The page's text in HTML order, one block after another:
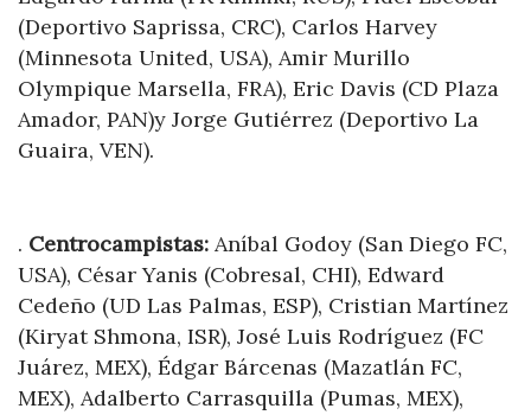
(Deportivo Saprissa, CRC), Carlos Harvey
(Minnesota United, USA), Amir Murillo
Olympique Marsella, FRA), Eric Davis (CD Plaza
Amador, PAN)y Jorge Gutiérrez (Deportivo La
Guaira, VEN).
. Centrocampistas: Aníbal Godoy (San Diego FC,
USA), César Yanis (Cobresal, CHI), Edward
Cedeño (UD Las Palmas, ESP), Cristian Martínez
(Kiryat Shmona, ISR), José Luis Rodríguez (FC
Juárez, MEX), Édgar Bárcenas (Mazatlán FC,
MEX), Adalberto Carrasquilla (Pumas, MEX),